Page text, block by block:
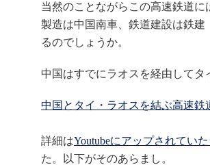
当然のことながらこの高速鉄道
製造は中国南車、鉄道建設は鉄
るのでしょうか。
中国はすでにラオスを経由してタ
中国とタイ・ラオスを結ぶ高速鉄
詳細はYoutubeにアップされてい
た。以下がそのあらまし。